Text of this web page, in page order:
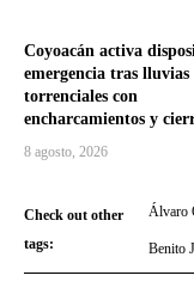
Coyoacán activa
emergencia tras lluvias
torrenciales con
encharcamientos y
8 agosto, 2026
Check out other
tags:
Álvaro
Benito